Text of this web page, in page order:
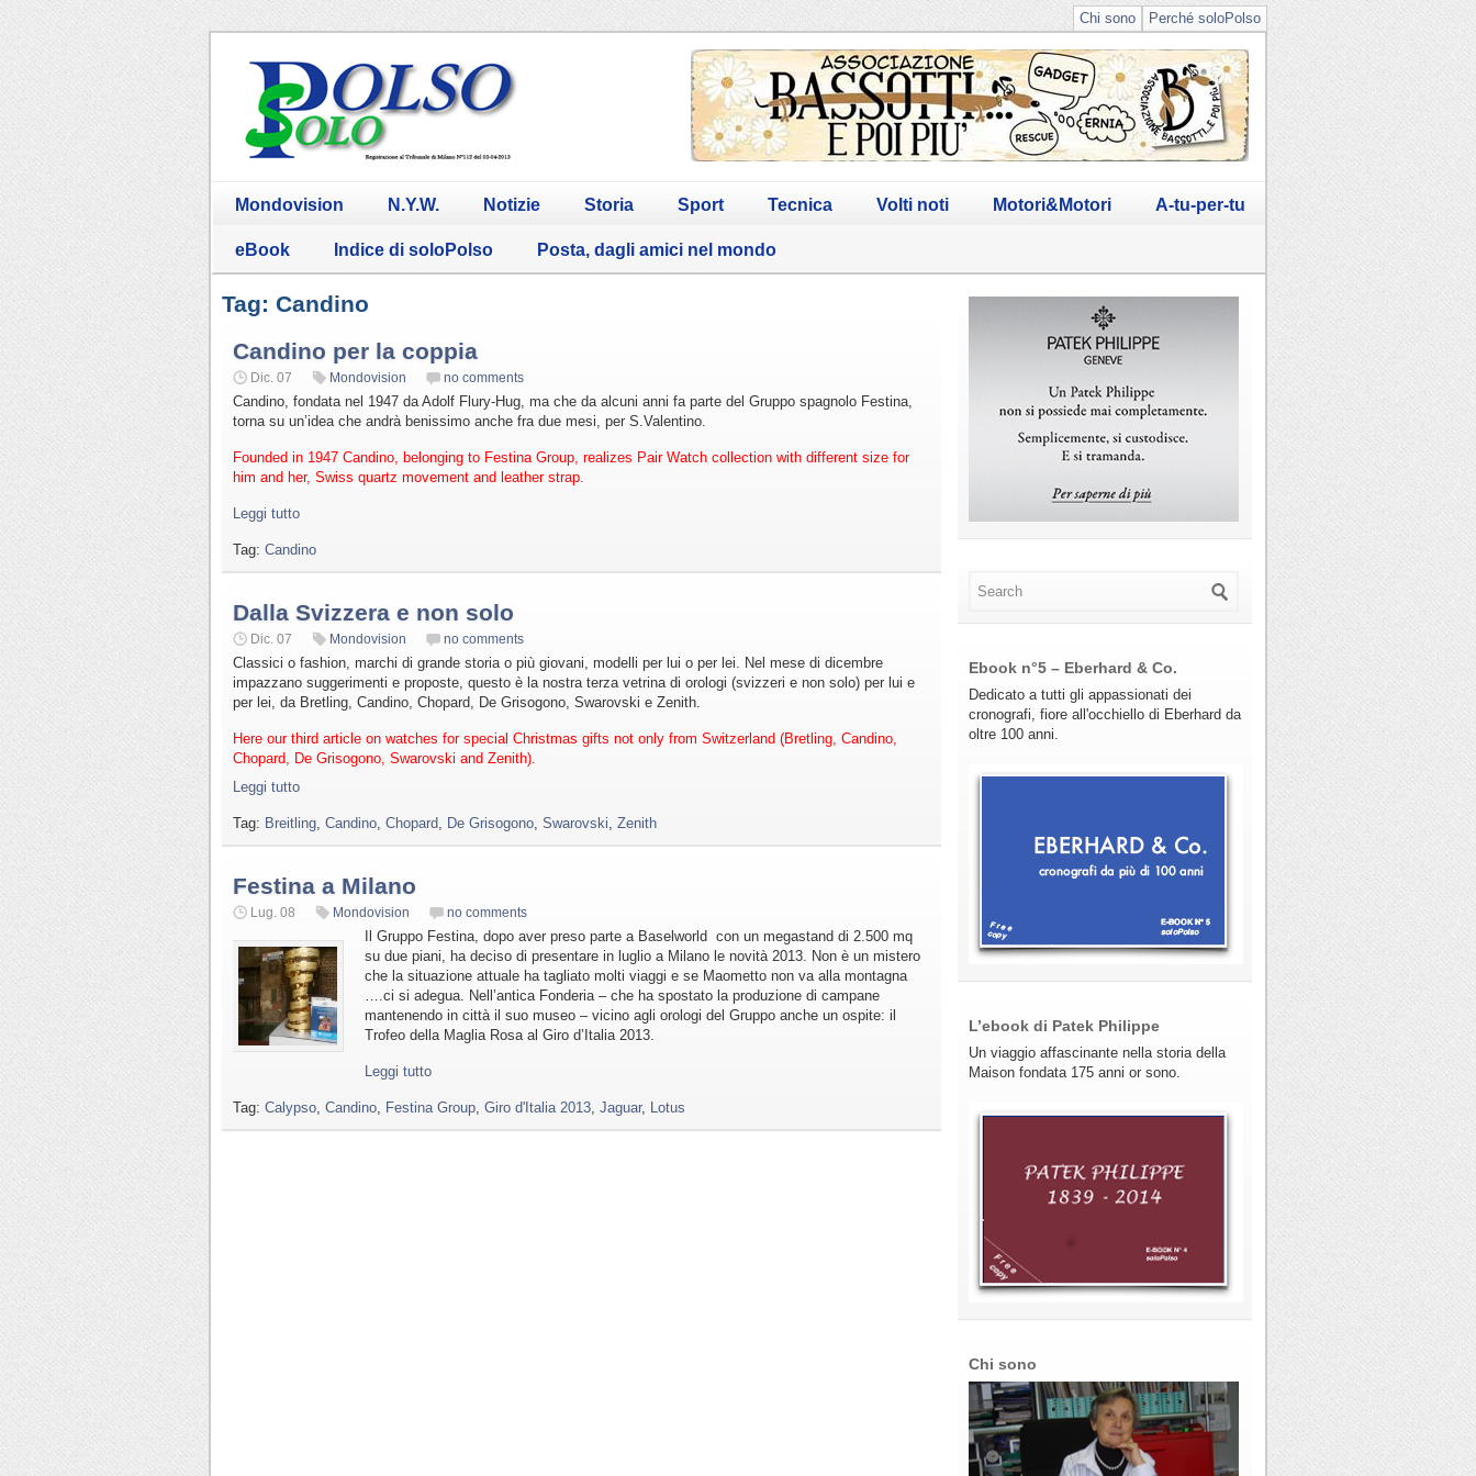
Perché soloPolso
Chi sono
Mondovision N.Y.W. Notizie Storia Sport Tecnica Volti noti Motori&Motori A-tu-per-tu
eBook Indice di soloPolso Posta, dagli amici nel mondo
Tag: Candino
Candino per la coppia
Dic. 07 Mondovision no comments
Candino, fondata nel 1947 da Adolf Flury-Hug, ma che da alcuni anni fa parte del Gruppo spagnolo Festina,
torna su un’idea che andrà benissimo anche fra due mesi, per S.Valentino.
Founded in 1947 Candino, belonging to Festina Group, realizes Pair Watch collection with different size for
him and her, Swiss quartz movement and leather strap.
Leggi tutto
Tag: Candino
Dalla Svizzera e non solo
Dic. 07 Mondovision no comments
Classici o fashion, marchi di grande storia o più giovani, modelli per lui o per lei. Nel mese di dicembre
impazzano suggerimenti e proposte, questo è la nostra terza vetrina di orologi (svizzeri e non solo) per lui e
per lei, da Bretling, Candino, Chopard, De Grisogono, Swarovski e Zenith.
Here our third article on watches for special Christmas gifts not only from Switzerland (Bretling, Candino,
Chopard, De Grisogono, Swarovski and Zenith).
Leggi tutto
Tag: Breitling Candino Chopard De Grisogono Swarovski Zenith
Festina a Milano
Lug. 08 Mondovision no comments
Il Gruppo Festina, dopo aver preso parte a Baselworld con un megastand di 2.500 mq
su due piani, ha deciso di presentare in luglio a Milano le novità 2013. Non è un mistero
che la situazione attuale ha tagliato molti viaggi e se Maometto non va alla montagna
….ci si adegua. Nell’antica Fonderia – che ha spostato la produzione di campane
mantenendo in città il suo museo – vicino agli orologi del Gruppo anche un ospite: il
Trofeo della Maglia Rosa al Giro d’Italia 2013.
Leggi tutto
Tag: Calypso Candino Festina Group Giro d'Italia 2013 Jaguar, Lotus
Ebook n°5 – Eberhard & Co.
Dedicato a tutti gli appassionati dei
cronografi, fiore all'occhiello di Eberhard da
oltre 100 anni.
L’ebook di Patek Philippe
Un viaggio affascinante nella storia della
Maison fondata 175 anni or sono.
Chi sono